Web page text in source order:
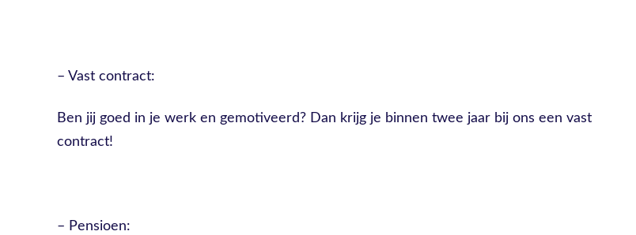
– Vast contract:
Ben jij goed in je werk en gemotiveerd? Dan krijg je binnen twee jaar bij ons een vast
contract!
– Pensioen: